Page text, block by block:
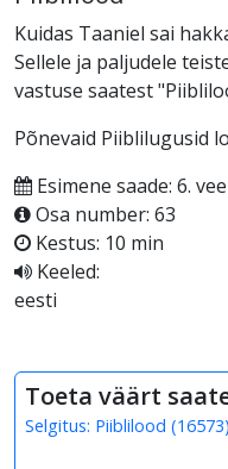
Kuidas Taaniel sai
Sellele ja paljudele
vastuse saatest
Põnevaid Piiblilugusid
Esimene saade: 6.
Osa number: 63
Kestus: 10 min
Keeled:
eesti
Toeta väärt
Selgitus: Piiblilood (16573)